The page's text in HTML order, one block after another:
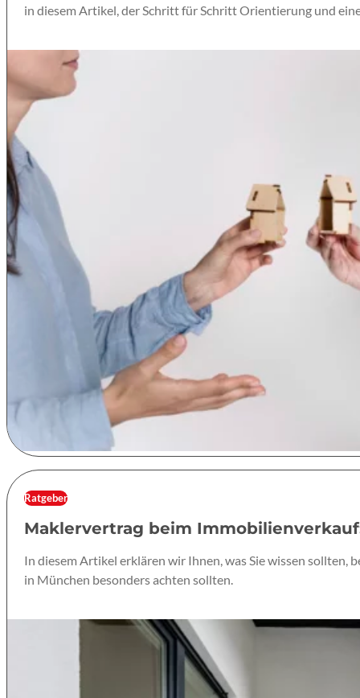
in diesem Artikel, der Schritt für Schritt Orientierung und
Ratgeber
Maklervertrag beim
In diesem Artikel erklären wir Ihnen, was Sie wissen sollten,
in München besonders achten sollten.